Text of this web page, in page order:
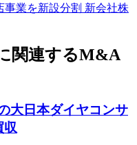
事業を新設分割 新会社株
関連するM&A
大日本ダイヤコンサ
収